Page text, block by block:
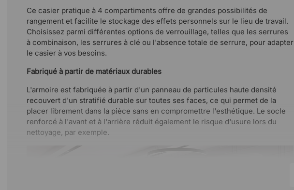
Ce casier pratique à 4 compartiments offre de grandes possibilités de
rangement et facilite le stockage des effets personnels sur le lieu de travail.
Choisissez parmi différentes options de verrouillage, telles que les serrures
à combinaison, les serrures à clé ou l'absence totale de serrure, pour adapter
le casier à vos besoins.
Fabriqué à partir de matériaux durables
L'armoire est fabriquée à partir d'un panneau de particules haute densité
recouvert d'un stratifié durable sur toutes ses faces, ce qui permet de la
placer librement dans la pièce sans en compromettre l'esthétique. Le socle
renforcé à l'avant et à l'arrière réduit également le risque d'usure lors du
nettoyage, par exemple.